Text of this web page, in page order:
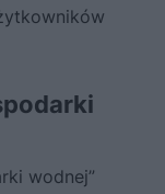
wodnej”